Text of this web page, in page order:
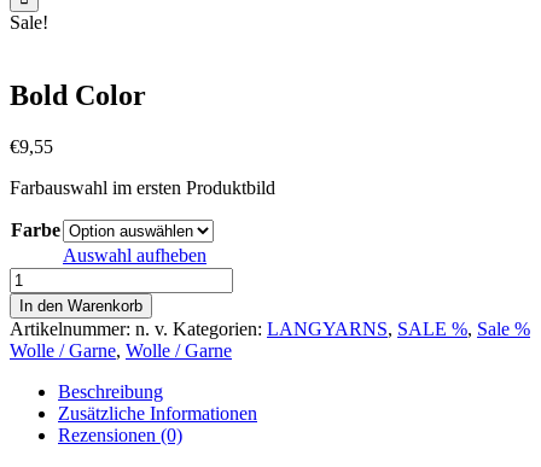
Sale!
Bold Color
€9,55
Farbauswahl im ersten Produktbild
Farbe
Auswahl aufheben
Bold
Color
Menge
In den Warenkorb
Artikelnummer: n. v. Kategorien: LANGYARNS, SALE %, Sale %
Wolle / Garne, Wolle / Garne
Beschreibung
Zusätzliche Informationen
Rezensionen (0)